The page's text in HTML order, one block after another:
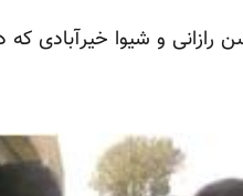
نام‌های سوسن رازانی و شیوا